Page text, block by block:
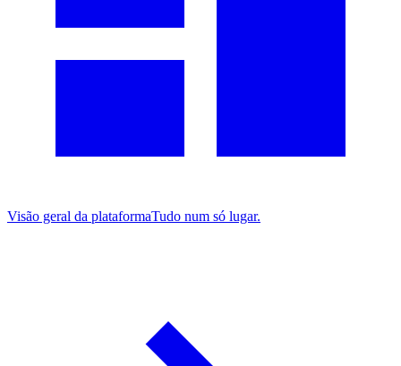
Visão geral da plataformaTudo num só lugar.